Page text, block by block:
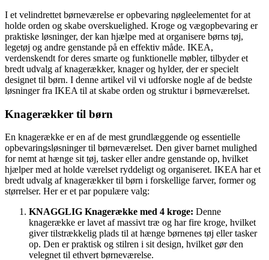
I et velindrettet børneværelse er opbevaring nøgleelementet for at
holde orden og skabe overskuelighed. Kroge og vægopbevaring er
praktiske løsninger, der kan hjælpe med at organisere børns tøj,
legetøj og andre genstande på en effektiv måde. IKEA,
verdenskendt for deres smarte og funktionelle møbler, tilbyder et
bredt udvalg af knagerækker, knager og hylder, der er specielt
designet til børn. I denne artikel vil vi udforske nogle af de bedste
løsninger fra IKEA til at skabe orden og struktur i børneværelset.
Knagerækker til børn
En knagerække er en af de mest grundlæggende og essentielle
opbevaringsløsninger til børneværelset. Den giver barnet mulighed
for nemt at hænge sit tøj, tasker eller andre genstande op, hvilket
hjælper med at holde værelset ryddeligt og organiseret. IKEA har et
bredt udvalg af knagerækker til børn i forskellige farver, former og
størrelser. Her er et par populære valg:
KNAGGLIG Knagerække med 4 kroge: Denne
knagerække er lavet af massivt træ og har fire kroge, hvilket
giver tilstrækkelig plads til at hænge børnenes tøj eller tasker
op. Den er praktisk og stilren i sit design, hvilket gør den
velegnet til ethvert børneværelse.